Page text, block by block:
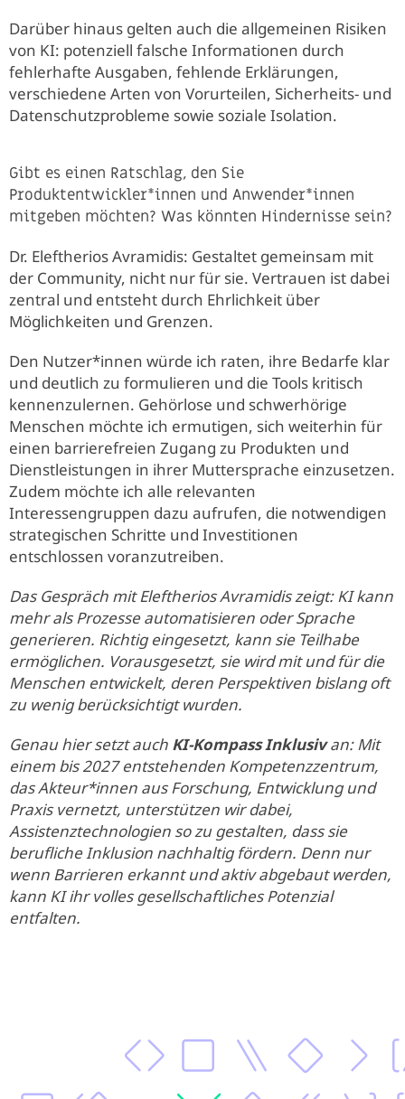
Darüber hinaus gelten auch die allgemeinen Risiken
von KI: potenziell falsche Informationen durch
fehlerhafte Ausgaben, fehlende Erklärungen,
verschiedene Arten von Vorurteilen, Sicherheits- und
Datenschutzprobleme sowie soziale Isolation.
Gibt es einen Ratschlag, den Sie
Produktentwickler*innen und Anwender*innen
mitgeben möchten? Was könnten Hindernisse sein?
Dr. Eleftherios Avramidis: Gestaltet gemeinsam mit
der Community, nicht nur für sie. Vertrauen ist dabei
zentral und entsteht durch Ehrlichkeit über
Möglichkeiten und Grenzen.
Den Nutzer*innen würde ich raten, ihre Bedarfe klar
und deutlich zu formulieren und die Tools kritisch
kennenzulernen. Gehörlose und schwerhörige
Menschen möchte ich ermutigen, sich weiterhin für
einen barrierefreien Zugang zu Produkten und
Dienstleistungen in ihrer Muttersprache einzusetzen.
Zudem möchte ich alle relevanten
Interessengruppen dazu aufrufen, die notwendigen
strategischen Schritte und Investitionen
entschlossen voranzutreiben.
Das Gespräch mitEleftherios Avramidis zeigt: KI kann
mehr als Prozesse automatisieren oder Sprache
generieren. Richtig eingesetzt, kann sie Teilhabe
ermöglichen. Vorausgesetzt, sie wird mit und für die
Menschen entwickelt, deren Perspektiven bislang oft
zu wenig berücksichtigt wurden.
Genau hier setzt auch KI-Kompass Inklusivan:Mit
einem bis 2027 entstehenden Kompetenzzentrum,
das Akteur*innen aus Forschung, Entwicklung und
Praxis vernetzt, unterstützen wir dabei,
Assistenztechnologien so zu gestalten, dass sie
berufliche Inklusion nachhaltig fördern. Denn nur
wenn Barrieren erkannt und aktiv abgebaut werden,
kann KI ihr volles gesellschaftliches Potenzial
entfalten.